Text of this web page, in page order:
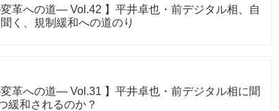
変革への道― Vol.42 】平井卓也・前デジタル相、自
く、規制緩和への道のり
変革への道― Vol.31 】平井卓也・前デジタル相に聞
緩和されるのか？